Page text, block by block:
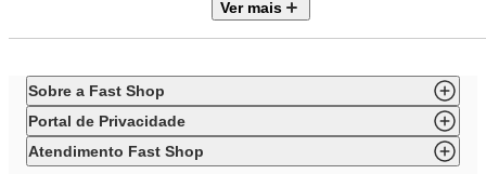
VAPOR CONTÍNUO: Controle de vapor com trava para uso contínuo.
ESCOVA PARA TECIDOS: Para uso em tecidos delicados e remoção dos
pelos das roupas.
ACOMPANHA COPO MEDIDOR: Auxilia o abastecimento do
de água.
Ver mais
Sobre a Fast Shop
Portal de Privacidade
Atendimento Fast Shop